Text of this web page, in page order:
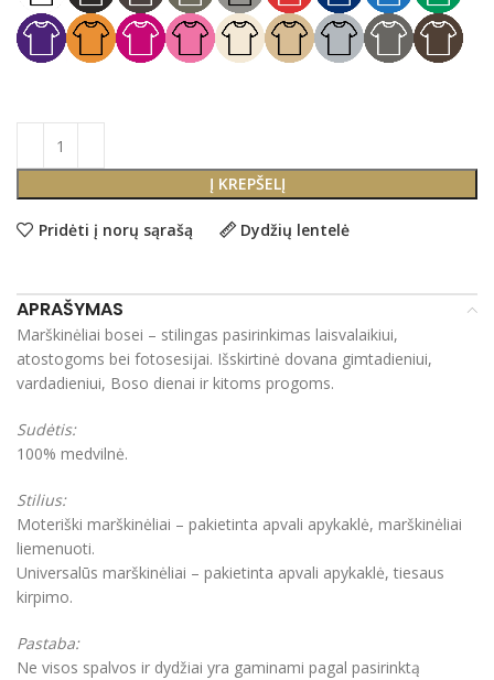
Į KREPŠELĮ
Pridėti į norų sąrašą Dydžių lentelė
APRAŠYMAS
Marškinėliai bosei – stilingas pasirinkimas laisvalaikiui,
atostogoms bei fotosesijai. Išskirtinė dovana gimtadieniui,
vardadieniui, Boso dienai ir kitoms progoms.
Sudėtis:
100% medvilnė.
Stilius:
Moteriški marškinėliai – pakietinta apvali apykaklė, marškinėliai
liemenuoti.
Universalūs marškinėliai – pakietinta apvali apykaklė, tiesaus
kirpimo.
Pastaba:
Ne visos spalvos ir dydžiai yra gaminami pagal pasirinktą